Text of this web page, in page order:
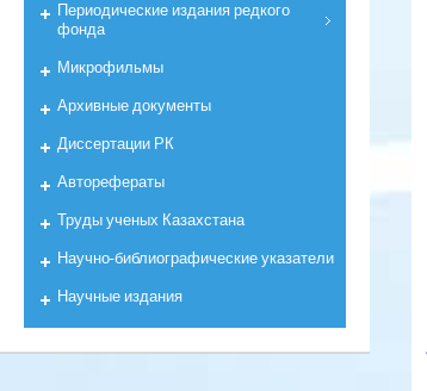
Периодические издания редкого
фонда
Микрофильмы
Архивные документы
Диссертации РК
Авторефераты
Труды ученых Казахстана
Научно-библиографические указатели
Научные издания